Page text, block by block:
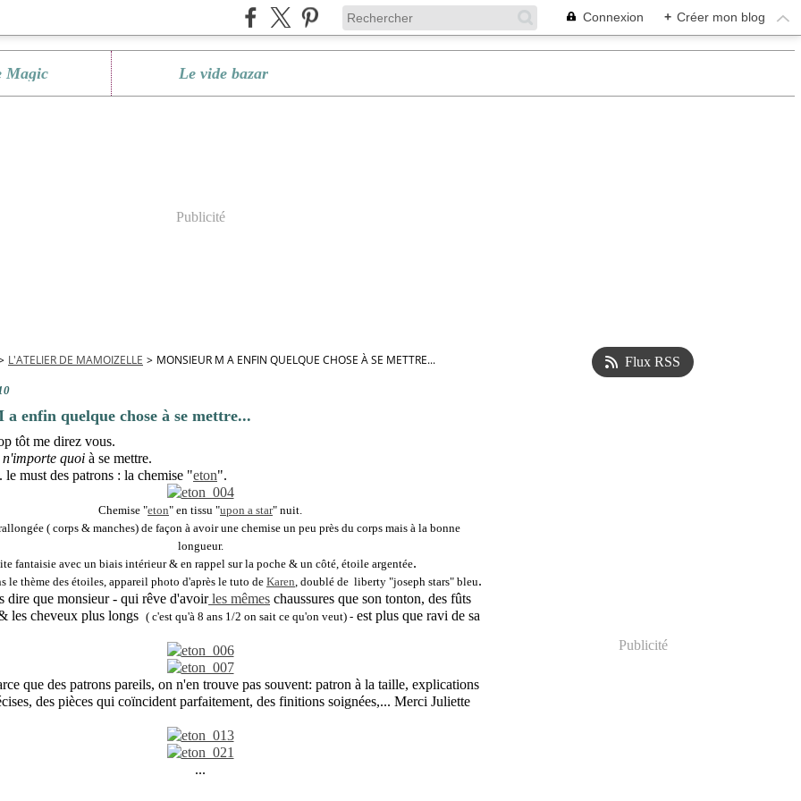
Connexion + Créer mon blog
Magic Le vide bazar
Publicité
L'ATELIER DE MAMOIZELLE > MONSIEUR M A ENFIN QUELQUE CHOSE À SE METTRE...
enfin quelque chose à se mettre...
tôt me direz vous.
n'importe quoi à se mettre.
le must des patrons : la chemise "eton".
Chemise "eton" en tissu "upon a star" nuit.
( corps & manches) de façon à avoir une chemise un peu près du corps mais à la bonne
longueur.
fantaisie avec un biais intérieur & en rappel sur la poche & un côté, étoile argentée.
le thème des étoiles, appareil photo d'après le tuto de Karen, doublé de liberty "joseph stars" bleu.
dire que monsieur - qui rêve d'avoirles mêmes chaussures que son tonton, des fûts
les cheveux plus longs ( c'est qu'à 8 ans 1/2 on sait ce qu'on veut) - est plus que ravi de sa
que des patrons pareils, on n'en trouve pas souvent: patron à la taille, explications
des pièces qui coïncident parfaitement, des finitions soignées,... Merci Juliette
...
Flux RSS
Publicité